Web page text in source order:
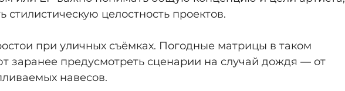
стилистическую целостность проектов.
при уличных съёмках. Погодные матрицы в таком
заранее предусмотреть сценарии на случай дождя — от
навесов.